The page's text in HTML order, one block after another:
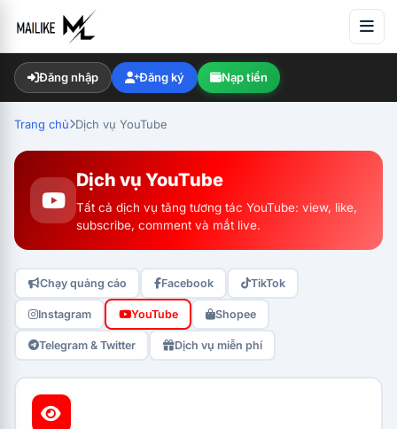
Đăng nhập Đăng ký Nạp tiền
Trang chủ Dịch vụ YouTube
Dịch vụ YouTube
Tất cả dịch vụ tăng tương tác YouTube: view, like,
subscribe, comment và mắt live.
Chạy quảng cáo Facebook TikTok
Instagram YouTube Shopee
Telegram & Twitter Dịch vụ miễn phí